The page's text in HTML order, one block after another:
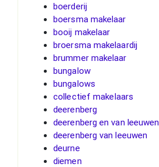
boerderij
boersma makelaar
booij makelaar
broersma makelaardij
brummer makelaar
bungalow
bungalows
collectief makelaars
deerenberg
deerenberg en van leeuwen
deerenberg van leeuwen
deurne
diemen